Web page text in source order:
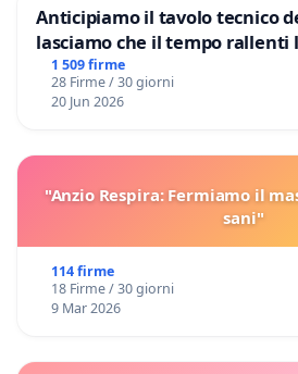
Anticipiamo il tavolo tecnico
lasciamo che il tempo rallenti
Domenico Racanati
1 509 firme
28 Firme / 30 giorni
20 Jun 2026
"Anzio Respira: Fermiamo il
sani"
114 firme
18 Firme / 30 giorni
9 Mar 2026